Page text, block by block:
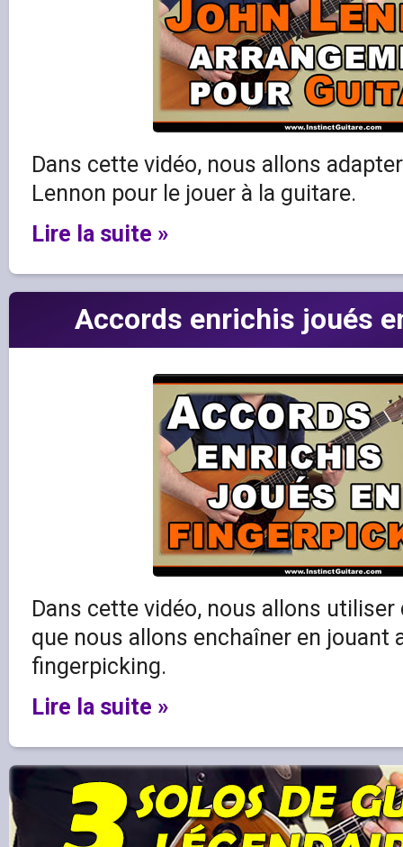
Dans cette vidéo, nous allons
Lennon pour le jouer à la guitare.
Lire la suite »
Accords enrichis joués
Dans cette vidéo, nous allons
que nous allons enchaîner en jouant
fingerpicking.
Lire la suite »